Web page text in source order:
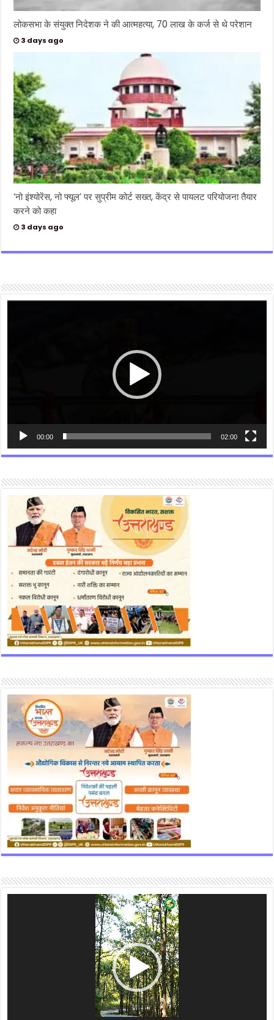
लोकसभा के संयुक्त निदेशक ने की आत्महत्या, 70 लाख के कर्ज से थे परेशान
3 days ago
‘नो इंश्योरेंस, नो फ्यूल’ पर सुप्रीम कोर्ट सख्त, केंद्र से पायलट परियोजना तैयार
करने को कहा
3 days ago
Video
00:00 02:00